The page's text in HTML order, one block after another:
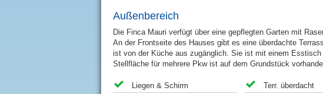
Außenbereich
Die Finca Mauri verfügt über eine gepflegten Garten mit
An der Frontseite des Hauses gibt es eine überdachte
ist von der Küche aus zugänglich. Sie ist mit einem
Stellfläche für mehrere Pkw ist auf dem Grundstück
Liegen & Schirm
Terr. überdacht